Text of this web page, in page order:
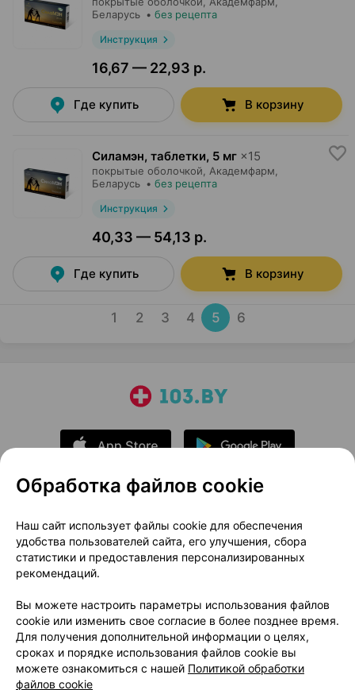
Беларусь • без рецепта
Инструкция
16,67 — 22,93 р.
Где купить В корзину
Силамэн, таблетки, 5 мг ×15
покрытые оболочкой, Академфарм
Беларусь • без рецепта
Инструкция
40,33 — 54,13 р.
Где купить В корзину
1 2 3 4 5 6
О проекте
Новости проекта
Размещение рекламы
Медицинский маркетинг
Публичный договор
Доставка
Способы оплаты
Вакансии
Партнеры
Написать руководителю 103.by
Написать в поддержку
Персональные настройки Cookie
Обработка файлов cookie
Наш сайт использует файлы cookie для обеспечения
удобства пользователей сайта, его улучшения, сбора
статистики и предоставления персонализированных
рекомендаций.
Вы можете настроить параметры использования файлов
cookie или изменить свое согласие в более позднее время.
Для получения дополнительной информации о целях,
сроках и порядке использования файлов cookie вы
можете ознакомиться с нашей Политикой обработки
файлов cookie